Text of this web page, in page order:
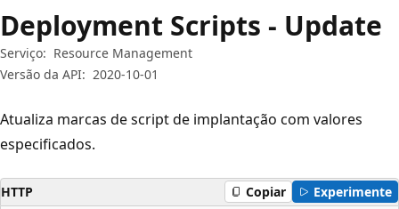
Deployment Scripts - Update
Serviço: Resource Management
Versão da API: 2020-10-01
Atualiza marcas de script de implantação com valores
especificados.
HTTP Copiar Experimente